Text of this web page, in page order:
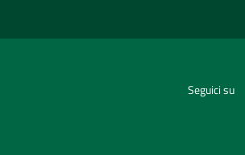
Seguici su